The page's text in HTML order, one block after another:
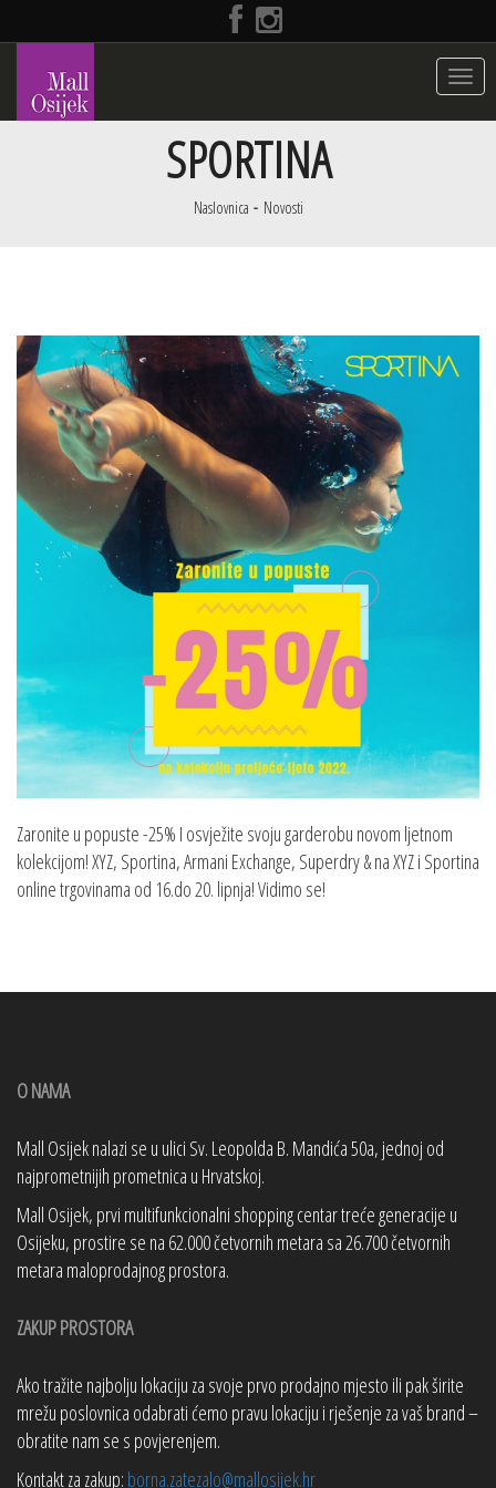
Toggle
SPORTINA
Naslovnica Novosti
Zaronite u popuste -25% I osvježite svoju garderobu novom ljetnom
kolekcijom! XYZ, Sportina, Armani Exchange, Superdry & na XYZ i Sportina
online trgovinama od 16.do 20. lipnja! Vidimo se!
O NAMA
Mall Osijek nalazi se u ulici Sv. Leopolda B. Mandića 50a, jednoj od
najprometnijih prometnica u Hrvatskoj.
Mall Osijek, prvi multifunkcionalni shopping centar treće generacije u
Osijeku, prostire se na 62.000 četvornih metara sa 26.700 četvornih
metara maloprodajnog prostora.
ZAKUP PROSTORA
Ako tražite najbolju lokaciju za svoje prvo prodajno mjesto ili pak širite
mrežu poslovnica odabrati ćemo pravu lokaciju i rješenje za vaš brand –
obratite nam se s povjerenjem.
Kontakt za zakup: borna.zatezalo@mallosijek.hr